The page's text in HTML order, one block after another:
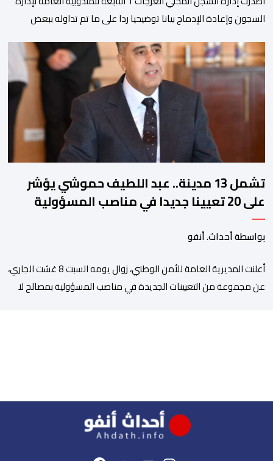
السجون وإعادة الإدماج بيانا توضيحيا ردا على ما تم تداوله ببعض
زيان، المعتقل بالمؤسسة ذاتها، وذلك لتنوير الرأي العام بالحقائق
والمعطيات الدقيقة.واوضحت إدارة المؤسسة السجنية أن المعني
بالأمر يستفيد منذ إيداعه من تتبع طبي منتظم ومستمر وفقا […]
تشمل 13 مدينة.. عبد اللطيف حموشي يؤشر
على 20 تعيينا جديدا في مناصب المسؤولية
بمصالح الأمن الوطني
بواسطة أحداث. أنفو
أعلنت المديرية العامة للأمن الوطني، زوال يومه السبت 8 غشت الجاري،
عن مجموعة من التعيينات الجديدة في مناصب المسؤولية بمصالح لا